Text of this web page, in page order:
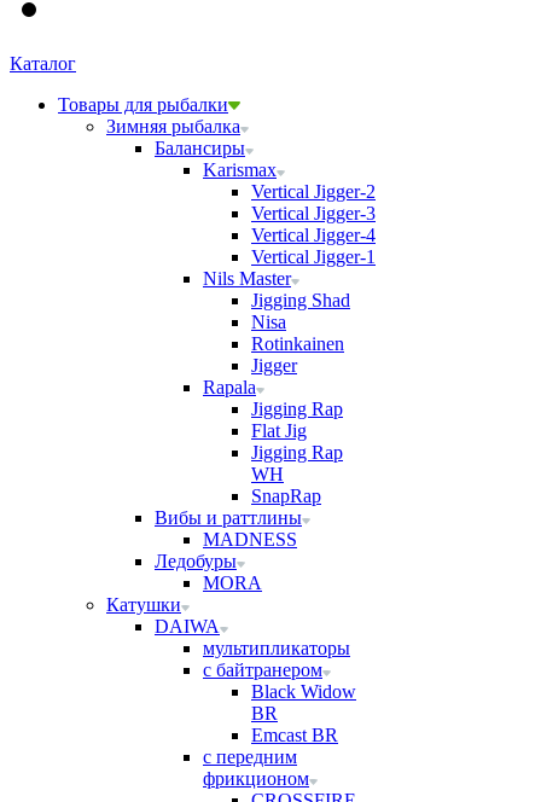
Каталог
Товары для рыбалки
Зимняя рыбалка
Балансиры
Karismax
Vertical Jigger-2
Vertical Jigger-3
Vertical Jigger-4
Vertical Jigger-1
Nils Master
Jigging Shad
Nisa
Rotinkainen
Jigger
Rapala
Jigging Rap
Flat Jig
Jigging Rap
WH
SnapRap
Вибы и раттлины
MADNESS
Ледобуры
MORA
Катушки
DAIWA
мультипликаторы
с байтранером
Black Widow
BR
Emcast BR
с передним
фрикционом